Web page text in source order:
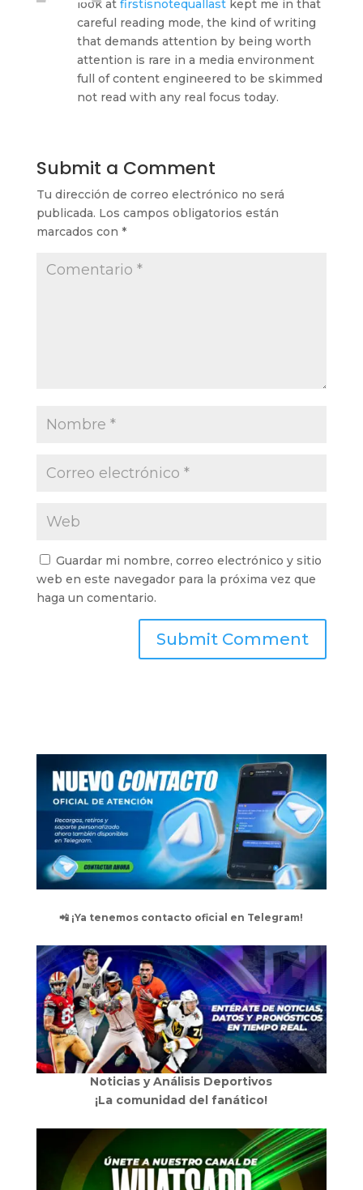
look at firstisnotequallastkept me in that
careful reading mode, the kind of writing
that demands attention by being worth
attention is rare in a media environment
full of content engineered to be skimmed
not read with any real focus today.
Submit a Comment
Tu dirección de correo electrónico no será
publicada. Los campos obligatorios están
marcados con *
Guardar mi nombre, correo electrónico y sitio
web en este navegador para la próxima vez que
haga un comentario.
📲 ¡Ya tenemos contacto oficial en Telegram!
Noticias y Análisis Deportivos
¡La comunidad del fanático!